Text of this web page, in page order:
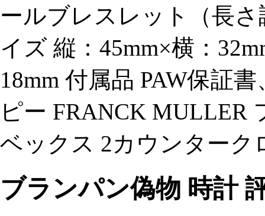
ールブレスレット（長
イズ 縦：45mm×横：
18mm 付属品 PAW保証
ピー FRANCK MULLER
ベックス 2カウンターク
ブランパン偽物 時計